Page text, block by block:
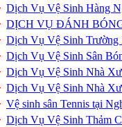
Dịch Vụ Vệ Sinh Hàng
DỊCH VỤ ĐÁNH
Dịch Vụ Vệ Sinh
Dịch Vụ Vệ Sinh Sân
Dịch Vụ Vệ Sinh Nhà
Dịch Vụ Vệ Sinh Nhà
Vệ sinh sân Tennis tại
Dịch Vụ Vệ Sinh Thảm